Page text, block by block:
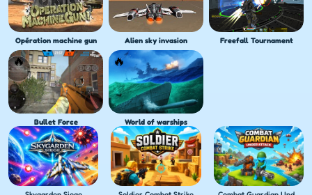
Opération machine gun Alien sky invasion Freefall Tournament
Bullet Force World of warships